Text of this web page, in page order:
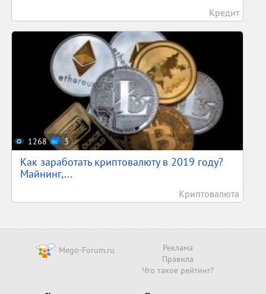
Кредит
1268 3
Как заработать криптовалюту в 2019 году?
Майнинг,...
Криптовалюта
Mego-Forum.ru
Реклама
Правила
Что такое рейтинг?